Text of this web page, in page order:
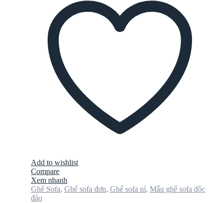
Add to wishlist
Compare
Xem nhanh
Ghế Sofa, Ghế sofa đơn, Ghế sofa nỉ, Mẫu ghế sofa độc
đáo